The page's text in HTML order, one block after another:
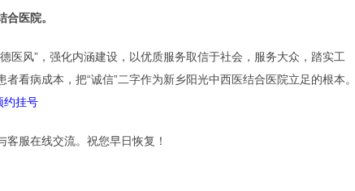
医院。
医风”，强化内涵建设，以优质服务取信于社会，服务大众，踏实工
看病成本，把“诚信”二字作为新乡阳光中西医结合医院立足的根本。
约挂号
客服在线交流。祝您早日恢复！